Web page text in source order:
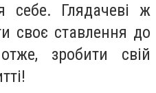
Глядачеві ж
своє ставлення до
зробити свій